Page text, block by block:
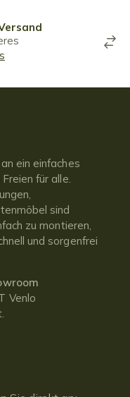
ein einfaches
für alle.
sind
zu montieren,
und sorgenfrei
Venlo